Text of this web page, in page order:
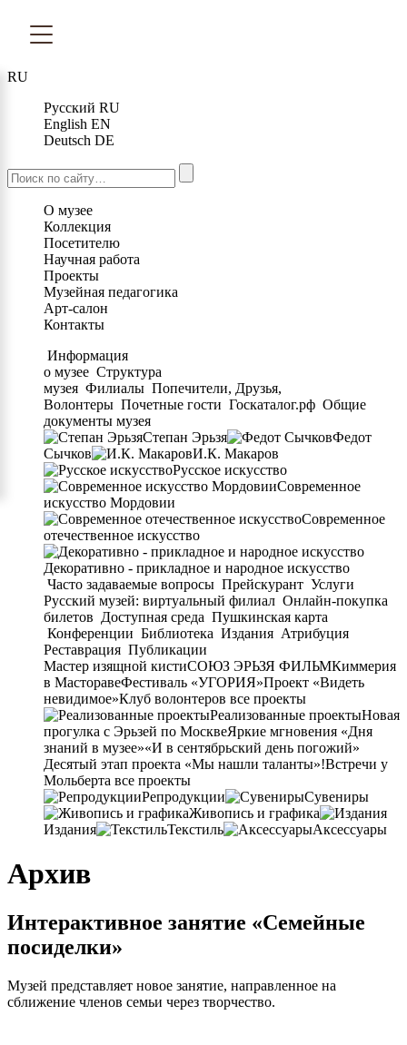
RU
Русский RU
English EN
Deutsch DE
О музее
Коллекция
Посетителю
Научная работа
Проекты
Музейная педагогика
Арт-салон
Контакты
Информация
о музее Структура
музея Филиалы Попечители, Друзья,
Волонтеры Почетные гости Госкаталог.рф Общие
документы музея
Степан Эрьзя
Федот
Сычков
И.К. Макаров
Русское искусство
Современное
искусство Мордовии
Современное
отечественное искусство
Декоративно - прикладное и народное искусство
Часто задаваемые вопросы Прейскурант Услуги
Русский музей: виртуальный филиал Онлайн-покупка
билетов Доступная среда Пушкинская карта
Конференции Библиотека Издания Атрибуция
Реставрация Публикации
Мастер изящной кистиСОЮЗ ЭРЬЗЯ ФИЛЬМКиммерия
в МасторавеФестиваль «УГОРИЯ»Проект «Видеть
невидимое»Клуб волонтеров все проекты
Реализованные проектыНовая
прогулка с Эрьзей по МосквеЯркие мгновения «Дня
знаний в музее»«И в сентябрьский день погожий»
Десятый этап проекта «Мы нашли таланты»!Встречи у
Мольберта все проекты
Репродукции
Сувениры
Живопись и графика
Издания
Текстиль Аксессуары
Архив
Интерактивное занятие «Семейные
посиделки»
Музей представляет новое занятие, направленное на
сближение членов семьи через творчество.